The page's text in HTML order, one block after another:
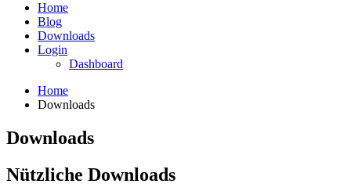
Home
Blog
Downloads
Login
Dashboard
Home
Downloads
Downloads
Nützliche Downloads